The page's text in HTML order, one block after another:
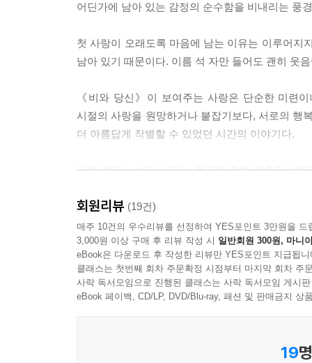
어딘가에 남아 있는 감정의 순수함을 비내리는 풍
첫 사랑이 오래도록 마음에 남는 이유는 이루어지
남아 있기 때문이다. 이름 석 자만 들어도 괜히 웃
《비와 당신》이 보여주는 사랑은 단순한 미련
시절의 사랑을 원망하거나 붙잡기보다, 서로의 행
더 아름답게 작별할 수 있었던 시간의 이야기다.
마림 작가는 비가 내리는 풍경을 통해 청춘의 설
이야기는 마음속에 한 편쯤 살아 있다. 《비와 당
가장 아름다운 사랑은 때로 곁에 머무는 것이
떠오르는 사람이 있다면, 아직도 마음속 어딘
이야기가 될 것이다.
회원리뷰 (19건)
매주 10건의 우수리뷰를 선정하여 YES포인트 3만원을 드
3,000원 이상 구매 후 리뷰 작성 시 일반회원 300원, 마니
eBook은 다운로드 후 작성한 리뷰만 YES포인트 지급됩니
클래스는 첫번째 회차 주문확정 시점부터 마지막 회차 주
사락 독서모임으로 진행된 클래스는 사락 독서모임 게시
eBook 페이백, CD/LP, DVD/Blu-ray, 패션 및 판매금지 상
19